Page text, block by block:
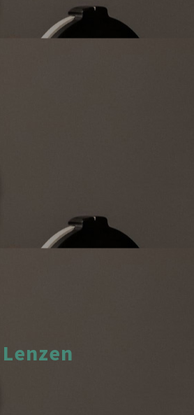
Lenzen